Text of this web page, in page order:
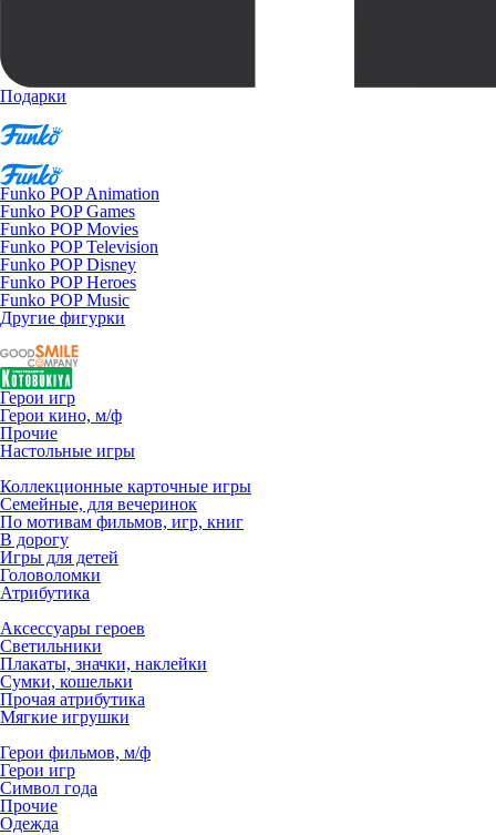
Подарки
Funko POP Animation
Funko POP Games
Funko POP Movies
Funko POP Television
Funko POP Disney
Funko POP Heroes
Funko POP Music
Другие фигурки
Герои игр
Герои кино, м/ф
Прочие
Настольные игры
Коллекционные карточные игры
Семейные, для вечеринок
По мотивам фильмов, игр, книг
В дорогу
Игры для детей
Головоломки
Атрибутика
Аксессуары героев
Светильники
Плакаты, значки, наклейки
Сумки, кошельки
Прочая атрибутика
Мягкие игрушки
Герои фильмов, м/ф
Герои игр
Символ года
Прочие
Одежда